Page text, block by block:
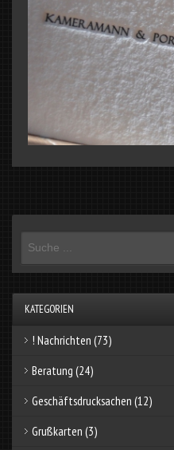
KATEGORIEN
! Nachrichten (73)
Beratung (24)
Geschäftsdrucksachen (12)
Grußkarten (3)